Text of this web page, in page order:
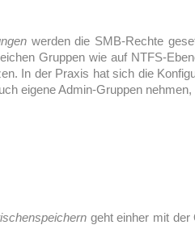
werden die SMB-Rechte
Gruppen wie auf NTFS-
In der Praxis hat sich die
eigene Admin-Gruppen nehmen,
geht einher mit der